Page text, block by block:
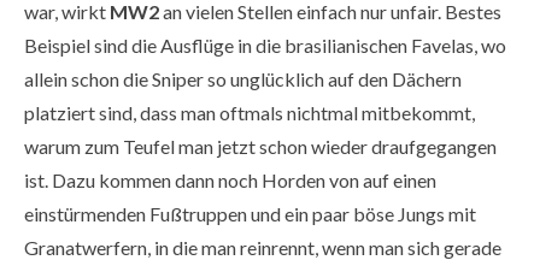
war, wirkt MW2an vielen Stellen einfach nur unfair. Bestes
Beispiel sind die Ausflüge in die brasilianischen Favelas, wo
allein schon die Sniper so unglücklich auf den Dächern
platziert sind, dass man oftmals nichtmal mitbekommt,
warum zum Teufel man jetzt schon wieder draufgegangen
ist. Dazu kommen dann noch Horden von auf einen
einstürmenden Fußtruppen und ein paar böse Jungs mit
Granatwerfern, in die man reinrennt, wenn man sich gerade